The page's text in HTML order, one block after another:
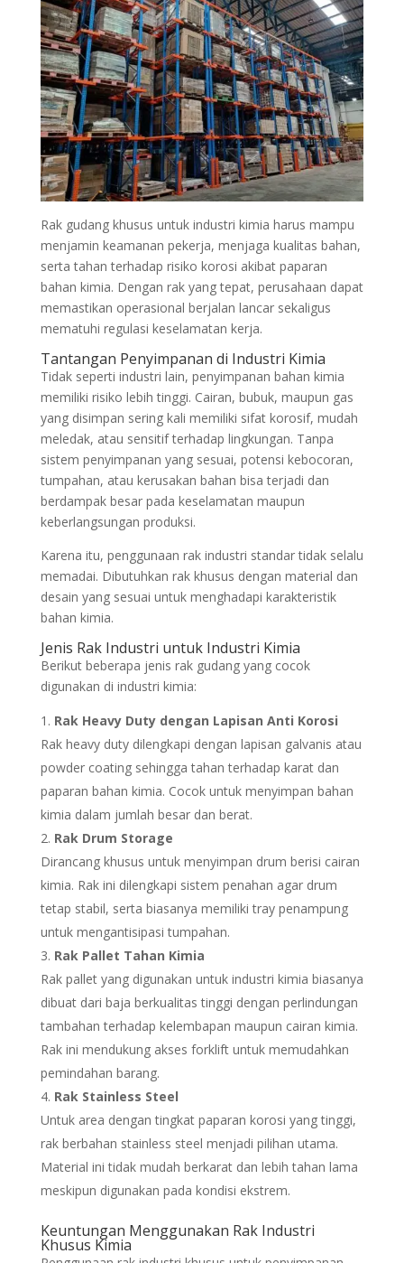
Rak gudang khusus untuk industri kimia harus mampu
menjamin keamanan pekerja, menjaga kualitas bahan,
serta tahan terhadap risiko korosi akibat paparan
bahan kimia. Dengan rak yang tepat, perusahaan dapat
memastikan operasional berjalan lancar sekaligus
mematuhi regulasi keselamatan kerja.
Tantangan Penyimpanan di Industri Kimia
Tidak seperti industri lain, penyimpanan bahan kimia
memiliki risiko lebih tinggi. Cairan, bubuk, maupun gas
yang disimpan sering kali memiliki sifat korosif, mudah
meledak, atau sensitif terhadap lingkungan. Tanpa
sistem penyimpanan yang sesuai, potensi kebocoran,
tumpahan, atau kerusakan bahan bisa terjadi dan
berdampak besar pada keselamatan maupun
keberlangsungan produksi.
Karena itu, penggunaan rak industri standar tidak selalu
memadai. Dibutuhkan rak khusus dengan material dan
desain yang sesuai untuk menghadapi karakteristik
bahan kimia.
Jenis Rak Industri untuk Industri Kimia
Berikut beberapa jenis rak gudang yang cocok
digunakan di industri kimia:
Rak Heavy Duty dengan Lapisan Anti Korosi
Rak heavy duty dilengkapi dengan lapisan galvanis atau
powder coating sehingga tahan terhadap karat dan
paparan bahan kimia. Cocok untuk menyimpan bahan
kimia dalam jumlah besar dan berat.
Rak Drum Storage
Dirancang khusus untuk menyimpan drum berisi cairan
kimia. Rak ini dilengkapi sistem penahan agar drum
tetap stabil, serta biasanya memiliki tray penampung
untuk mengantisipasi tumpahan.
Rak Pallet Tahan Kimia
Rak pallet yang digunakan untuk industri kimia biasanya
dibuat dari baja berkualitas tinggi dengan perlindungan
tambahan terhadap kelembapan maupun cairan kimia.
Rak ini mendukung akses forklift untuk memudahkan
pemindahan barang.
Rak Stainless Steel
Untuk area dengan tingkat paparan korosi yang tinggi,
rak berbahan stainless steel menjadi pilihan utama.
Material ini tidak mudah berkarat dan lebih tahan lama
meskipun digunakan pada kondisi ekstrem.
Keuntungan Menggunakan Rak Industri
Khusus Kimia